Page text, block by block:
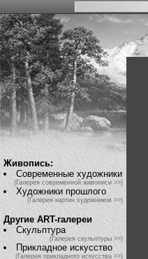
Живопись:
Современные художники
(Галерея современной живописи >>)
Художники прошлого
(Галерея картин художников >>)
Другие ART-галереи
Скульптура
(Галерея скульптуры >>)
Прикладное искусство
(Галерея прикладного искусства >>)